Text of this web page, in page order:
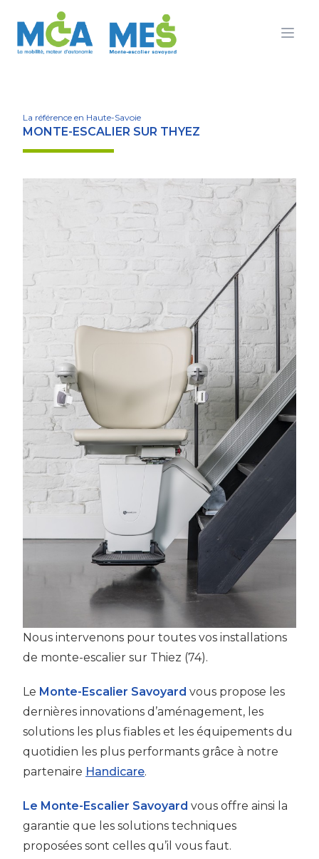
La référence en Haute-Savoie
MONTE-ESCALIER SUR THYEZ
Nous intervenons pour toutes vos installations
de monte-escalier sur Thiez (74).
Le Monte-Escalier Savoyard vous propose les
dernières innovations d’aménagement, les
solutions les plus fiables et les équipements du
quotidien les plus performants grâce à notre
partenaire Handicare.
Le Monte-Escalier Savoyard vous offre ainsi la
garantie que les solutions techniques
proposées sont celles qu’il vous faut.